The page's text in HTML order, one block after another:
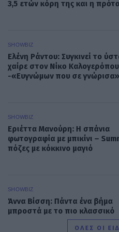
3,5 ετών κόρη της και η
SHOWBIZ
Ελένη Ράντου: Συγκινεί το
χαίρε στον Νίκο
-«Ευγνώμων που σε γνώρισα»
SHOWBIZ
Εριέττα Μανούρη: Η σπάνια
φωτογραφία με μπικίνι –
πόζες με κόκκινο μαγιό
SHOWBIZ
Άννα Βίσση: Πάντα ένα βήμα
μπροστά με το πιο κλασσικό
καλοκαιρινό αξεσουάρ!
ΟΛΕΣ ΟΙ